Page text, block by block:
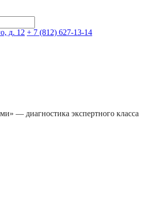
д. 12 + 7 (812) 627-13-14
— диагностика экспертного класса